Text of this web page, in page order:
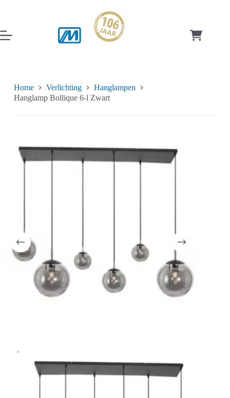
inhoud
Home Verlichting
Hanglampen
Hanglamp Bollique 6-l Zwart